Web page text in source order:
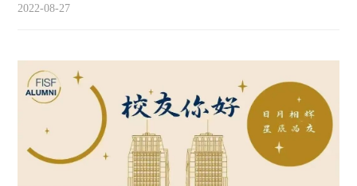
2022-08-27